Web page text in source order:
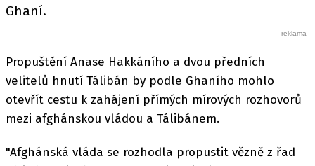
Ghaní.
Propuštění Anase Hakkáního a dvou předních
velitelů hnutí Tálibán by podle Ghaního mohlo
otevřít cestu k zahájení přímých mírových rozhovorů
mezi afghánskou vládou a Tálibánem.
"Afghánská vláda se rozhodla propustit vězně z řad